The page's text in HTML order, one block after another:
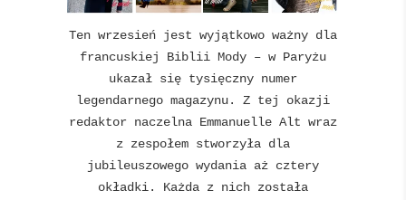
Ten wrzesień jest wyjątkowo ważny dla
francuskiej Biblii Mody – w Paryżu
ukazał się tysięczny numer
legendarnego magazynu. Z tej okazji
redaktor naczelna Emmanuelle Alt wraz
z zespołem stworzyła dla
jubileuszowego wydania aż cztery
okładki. Każda z nich została